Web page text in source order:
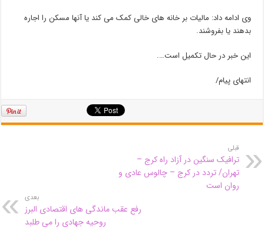
وی ادامه داد: مالیات بر خانه های خالی کمک می کند یا آنها مسکن را اجاره
بدهند یا بفروشند.
این خبر در حال تکمیل است….
انتهای پیام/
قبلی
ترافیک سنگین در آزاد راه کرج –
تهران/ تردد در کرج – چالوس عادی و
روان است
بعدی
رفع عقب ماندگی های اقتصادی البرز
روحیه جهادی را می طلبد